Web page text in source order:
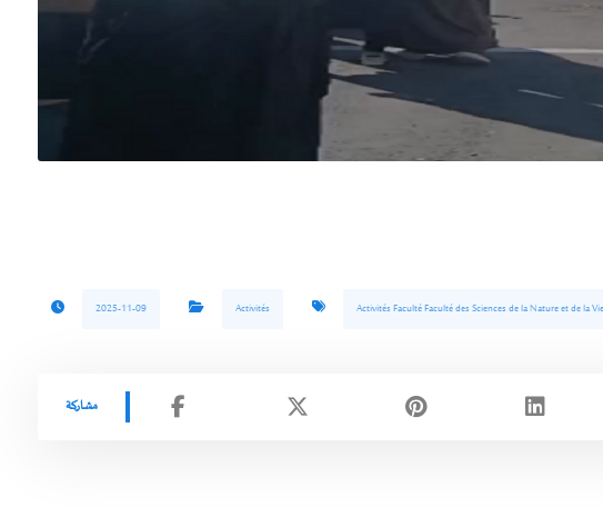
2025-11-09 Activités Activités Faculté Faculté des Sciences de la Nature et de la Vie